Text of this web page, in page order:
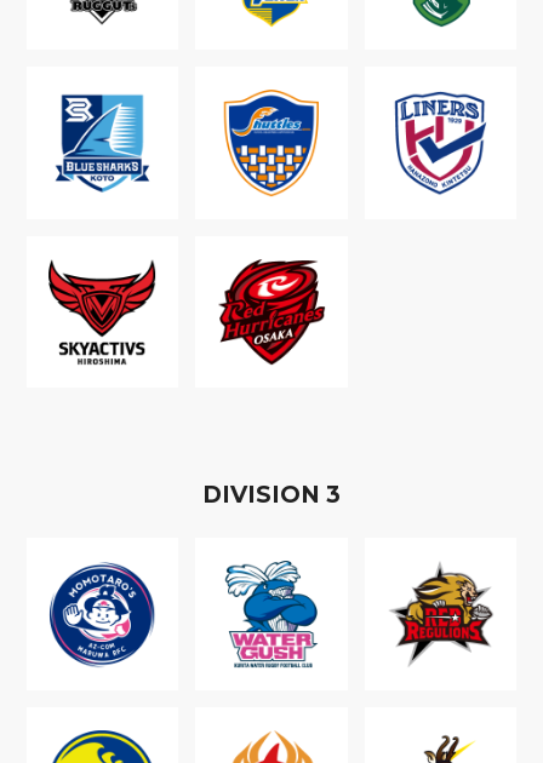
DIVISION 3